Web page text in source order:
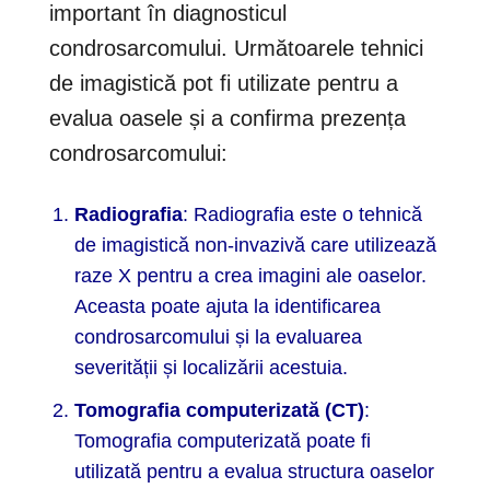
important în diagnosticul
condrosarcomului. Următoarele tehnici
de imagistică pot fi utilizate pentru a
evalua oasele și a confirma prezența
condrosarcomului:
Radiografia: Radiografia este o tehnică
de imagistică non-invazivă care utilizează
raze X pentru a crea imagini ale oaselor.
Aceasta poate ajuta la identificarea
condrosarcomului și la evaluarea
severității și localizării acestuia.
Tomografia computerizată (CT):
Tomografia computerizată poate fi
utilizată pentru a evalua structura oaselor